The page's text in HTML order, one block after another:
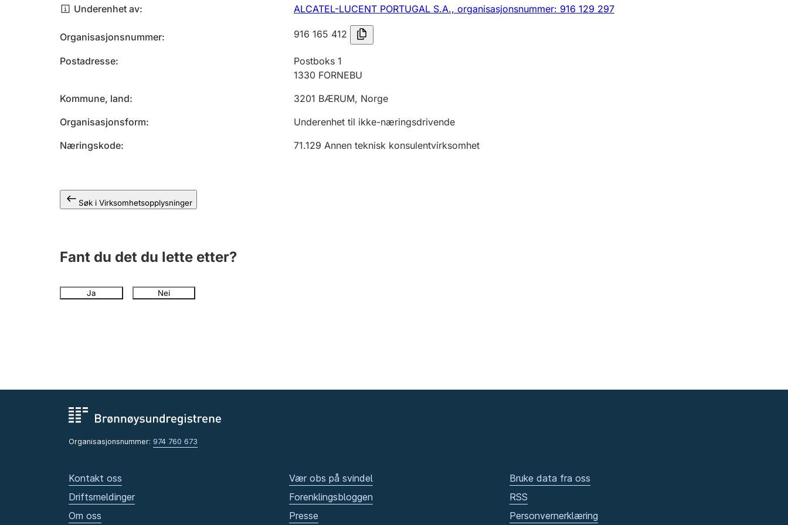
Underenhet av ALCATEL-LUCENT PORTUGAL S.A., organisasjonsnummer: 916 129 297
Organisasjonsnummer 916 165 412
Postadresse
Postboks 1
1330 FORNEBU
Kommune, land
3201 BÆRUM, Norge
Organisasjonsform
Underenhet til ikke-næringsdrivende
Næringskode
71.129 Annen teknisk konsulentvirksomhet
Søk i Virksomhetsopplysninger
Fant du det du lette etter?
Ja Nei
Organisasjonsnummer: 974 760 673
Kontakt oss
Driftsmeldinger
Om oss
Vær obs på svindel
Forenklingsbloggen
Presse
Bruke data fra oss
RSS
Personvernerklæring